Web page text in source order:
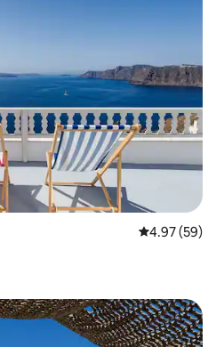
レビュー59
4.97 (59)